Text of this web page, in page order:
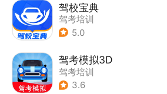
驾校宝典
驾考培训
5.0
驾考模拟3D
驾考培训
3.6